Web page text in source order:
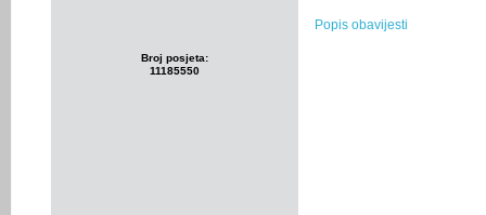
Broj posjeta:
11185550
Popis obavijesti